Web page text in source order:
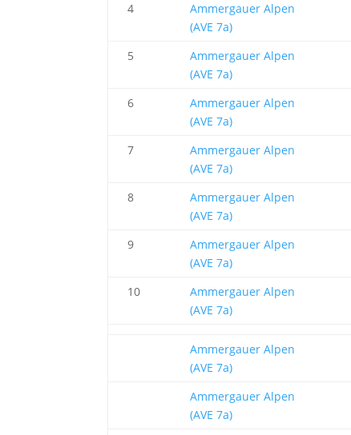
4
Ammergauer Alpen
(AVE 7a)
5
Ammergauer Alpen
(AVE 7a)
6
Ammergauer Alpen
(AVE 7a)
7
Ammergauer Alpen
(AVE 7a)
8
Ammergauer Alpen
(AVE 7a)
9
Ammergauer Alpen
(AVE 7a)
10
Ammergauer Alpen
(AVE 7a)
Ammergauer Alpen
(AVE 7a)
Ammergauer Alpen
(AVE 7a)